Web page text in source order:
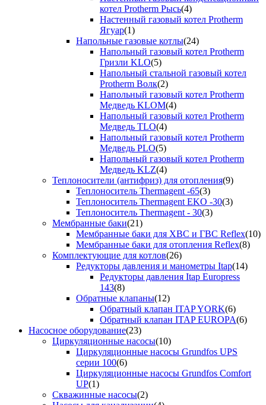
котел Protherm Рысь(4)
Настенный газовый котел Protherm
Ягуар(1)
Напольные газовые котлы(24)
Напольный газовый котел Protherm
Гризли KLO(5)
Напольный стальной газовый котел
Protherm Волк(2)
Напольный газовый котел Protherm
Медведь KLOM(4)
Напольный газовый котел Protherm
Медведь TLO(4)
Напольный газовый котел Protherm
Медведь PLO(5)
Напольный газовый котел Protherm
Медведь KLZ(4)
Теплоносители (антифриз) для отопления(9)
Теплоноситель Thermagent -65(3)
Теплоноситель Thermagent EKO -30(3)
Теплоноситель Thermagent - 30(3)
Мембранные баки(21)
Мембранные баки для ХВС и ГВС Reflex(10)
Мембранные баки для отопления Reflex(8)
Комплектующие для котлов(26)
Редукторы давления и манометры Itap(14)
Редукторы давления Itap Europress
143(8)
Обратные клапаны(12)
Обратный клапан ITAP YORK(6)
Обратный клапан ITAP EUROPA(6)
Насосное оборудование(23)
Циркуляционные насосы(10)
Циркуляционные насосы Grundfos UPS
серии 100(6)
Циркуляционные насосы Grundfos Comfort
UP(1)
Скважинные насосы(2)